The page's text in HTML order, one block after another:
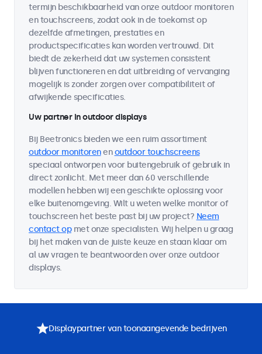
termijn beschikbaarheid van onze outdoor monitoren
en touchscreens, zodat ook in de toekomst op
dezelfde afmetingen, prestaties en
productspecificaties kan worden vertrouwd. Dit
biedt de zekerheid dat uw systemen consistent
blijven functioneren en dat uitbreiding of vervanging
mogelijk is zonder zorgen over compatibiliteit of
afwijkende specificaties.
Uw partner in outdoor displays
Bij Beetronics bieden we een ruim assortiment
outdoor monitorenenoutdoor touchscreens
speciaal ontworpen voor buitengebruik of gebruik in
direct zonlicht. Met meer dan 60 verschillende
modellen hebben wij een geschikte oplossing voor
elke buitenomgeving. Wilt u weten welke monitor of
touchscreen het beste past bij uw project? Neem
contact opmet onze specialisten. Wij helpen u graag
bij het maken van de juiste keuze en staan klaar om
al uw vragen te beantwoorden over onze outdoor
displays.
Displaypartner van toonaangevende bedrijven